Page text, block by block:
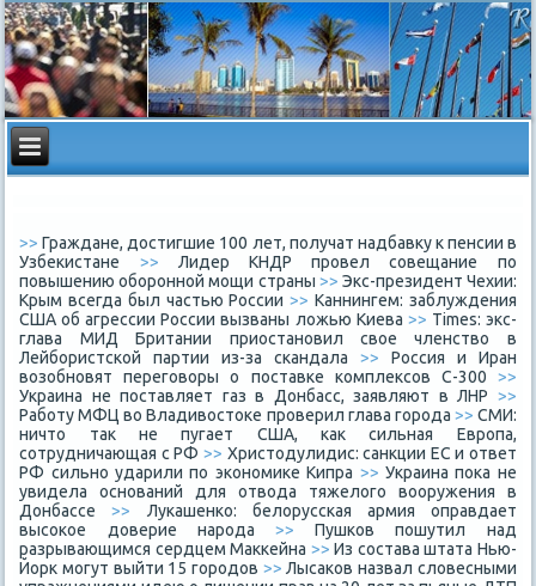
>>Граждане, достигшие 100 лет, получат надбавку к пенсии в
Узбекистане >> Лидер КНДР провел совещание по
повышению оборонной мощи страны >> Экс-президент Чехии:
Крым всегда был частью России>> Каннингем: заблуждения
США об агрессии России вызваны ложью Киева >> Times: экс-
глава МИД Британии приостановил свое членство в
Лейбористской партии из-за скандала >> Россия и Иран
возобновят переговоры о поставке комплексов С-300 >>
Украина не поставляет газ в Донбасс, заявляют в ЛНР >>
Работу МФЦ во Владивостоке проверил глава города >> СМИ:
ничто так не пугает США, как сильная Европа,
сотрудничающая с РФ >> Христодулидис: санкции ЕС и ответ
РФ сильно ударили по экономике Кипра >> Украина пока не
увидела оснований для отвода тяжелого вооружения в
Донбассе>> Лукашенко: белорусская армия оправдает
высокое доверие народа >>Пушков пошутил над
разрывающимся сердцем Маккейна >>Из состава штата Нью-
Йорк могут выйти 15 городов >>Лысаков назвал словесными